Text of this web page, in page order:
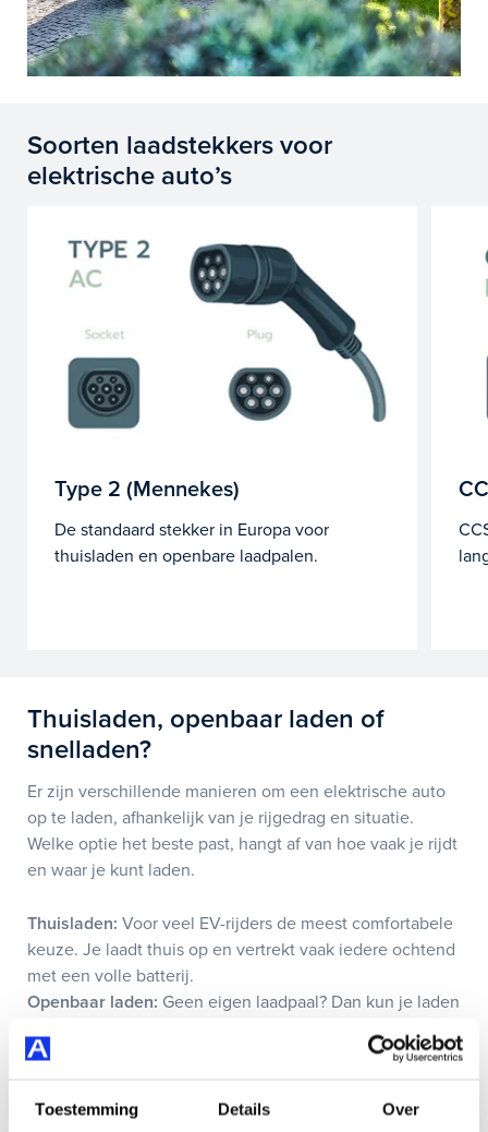
Toestemming Details Over
Soorten laadstekkers voor
elektrische auto’s
Type 2 (Mennekes)
De standaard stekker in Europa voor
thuisladen en openbare laadpalen.
Thuisladen, openbaar laden of
snelladen?
Er zijn verschillende manieren om een elektrische auto
op te laden, afhankelijk van je rijgedrag en situatie.
Welke optie het beste past, hangt af van hoe vaak je rijdt
en waar je kunt laden.
Thuisladen: Voor veel EV-rijders de meest comfortabele
keuze. Je laadt thuis op en vertrekt vaak iedere ochtend
met een volle batterij.
Openbaar laden: Geen eigen laadpaal? Dan kun je laden
bij openbare laadpunten in woonwijken, parkeergarages
of op werk.
Binnen korte tijd laad je voldoende actieradius bij om